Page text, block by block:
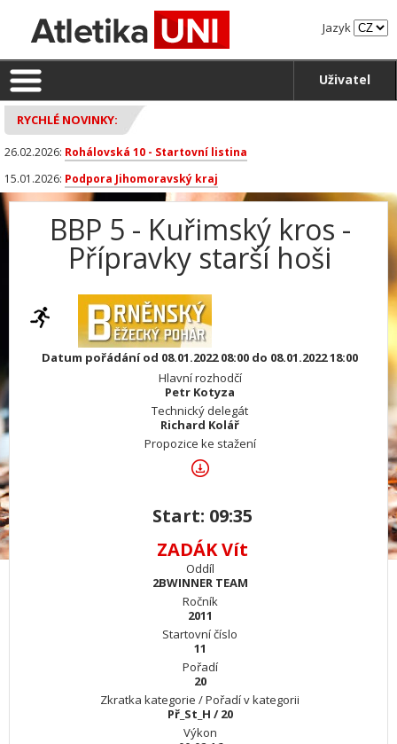
Jazyk
Uživatel
RYCHLÉ NOVINKY:
26.02.2026: Rohálovská 10 - Startovní listina
15.01.2026: Podpora Jihomoravský kraj
BBP 5 - Kuřimský kros -
Přípravky starší hoši
Datum pořádání od 08.01.2022 08:00 do 08.01.2022 18:00
Hlavní rozhodčí
Petr Kotyza
Technický delegát
Richard Kolář
Propozice ke stažení
Start: 09:35
ZADÁK Vít
Oddíl
2BWINNER TEAM
Ročník
2011
Startovní číslo
11
Pořadí
20
Zkratka kategorie / Pořadí v kategorii
Př_St_H / 20
Výkon